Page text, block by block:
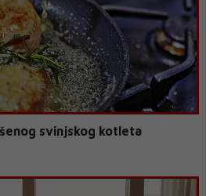
svinjskog kotleta